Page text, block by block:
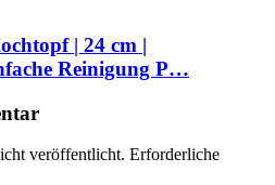
| 24 cm |
Reinigung P…
veröffentlicht. Erforderliche